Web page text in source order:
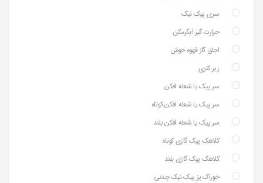
سری پیک نیک
حرارت گیر آبگرمکن
اجاق گاز قهوه جوش
زیر کتری
سر پیک یا شعله افکن
سر پیک یا شعله افکن کوتاه
سر پیک یا شعله افکن بلند
کلاهک پیک گازی کوتاه
کلاهک پیک گازی بلند
خوراک پز پیک نیک چدنی